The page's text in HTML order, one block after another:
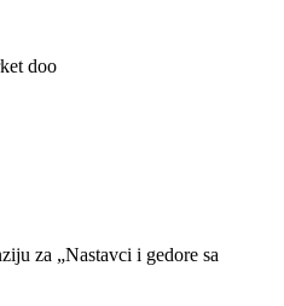
doo
za „Nastavci i gedore sa